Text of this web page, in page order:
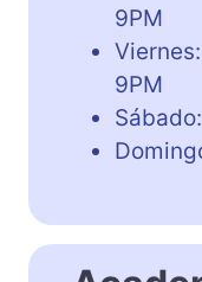
9PM
9PM